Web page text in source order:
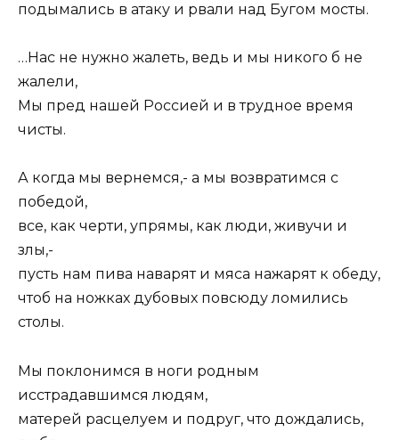
подымались в атаку и рвали над Бугом мосты.
…Нас не нужно жалеть, ведь и мы никого б не
жалели,
Мы пред нашей Россией и в трудное время
чисты.
А когда мы вернемся,- а мы возвратимся с
победой,
все, как черти, упрямы, как люди, живучи и
злы,-
пусть нам пива наварят и мяса нажарят к обеду,
чтоб на ножках дубовых повсюду ломились
столы.
Мы поклонимся в ноги родным
исстрадавшимся людям,
матерей расцелуем и подруг, что дождались,